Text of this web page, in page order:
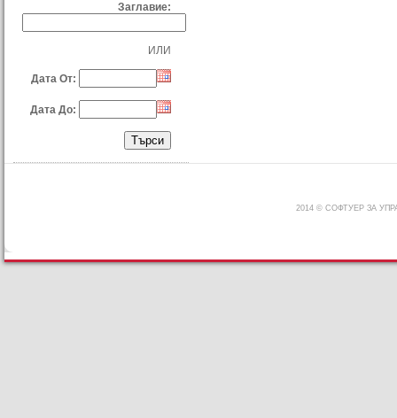
Заглавие:
ИЛИ
Дата От:
Дата До:
2014 © СОФТУЕР ЗА